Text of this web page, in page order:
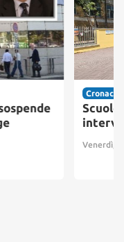
Cronaca
Scuole
Venerdì, 7